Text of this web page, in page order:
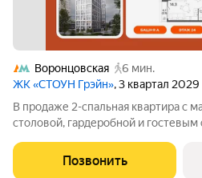
Воронцовская
6 мин.
ЖК «СТОУН Грэйн», 3 квартал 2029
В продаже 2-спальная квартира с
столовой, гардеробной и гостевым
выход на балкон из каждой
прекрасный выбор для семей с 1-2
Позвонить